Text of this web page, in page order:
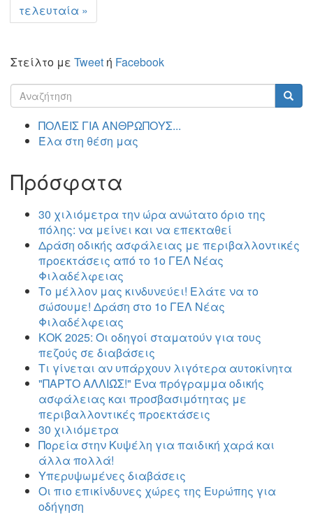
τελευταία »
Στείλτο με Tweet ή Facebook
Φόρμα
αναζήτησης
ΠΟΛΕΙΣ ΓΙΑ ΑΝΘΡΩΠΟΥΣ...
Έλα στη θέση μας
Πρόσφατα
30 χιλιόμετρα την ώρα ανώτατο όριο της
πόλης: να μείνει και να επεκταθεί
Δράση οδικής ασφάλειας με περιβαλλοντικές
προεκτάσεις από το 1ο ΓΕΛ Νέας
Φιλαδέλφειας
Το μέλλον μας κινδυνεύει! Ελάτε να το
σώσουμε! Δράση στο 1ο ΓΕΛ Νέας
Φιλαδέλφειας
ΚΟΚ 2025: Οι οδηγοί σταματούν για τους
πεζούς σε διαβάσεις
Τι γίνεται αν υπάρχουν λιγότερα αυτοκίνητα
"ΠΑΡΤΟ ΑΛΛΙΏΣ!" Ένα πρόγραμμα οδικής
ασφάλειας και προσβασιμότητας με
περιβαλλοντικές προεκτάσεις
30 χιλιόμετρα
Πορεία στην Κυψέλη για παιδική χαρά και
άλλα πολλά!
Υπερυψωμένες διαβάσεις
Οι πιο επικίνδυνες χώρες της Ευρώπης για
οδήγηση